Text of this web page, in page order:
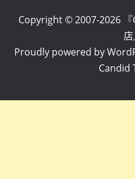
Copyright © 2007-2026 『
店
Proudly powered by
Candid